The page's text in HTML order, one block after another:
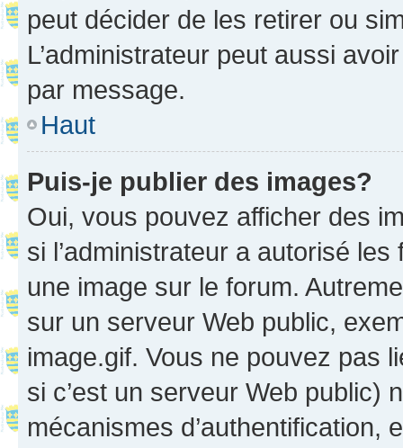
peut décider de les retirer ou
L’administrateur peut aussi
par message.
Haut
Puis-je publier des images?
Oui, vous pouvez afficher des
si l’administrateur a autorisé
une image sur le forum.
sur un serveur Web public,
image.gif. Vous ne pouvez pas
si c’est un serveur Web public)
mécanismes d’authentification,